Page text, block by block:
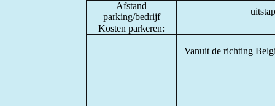
Afstand
parking/bedrijf
Kosten parkeren:
Vanuit de richting